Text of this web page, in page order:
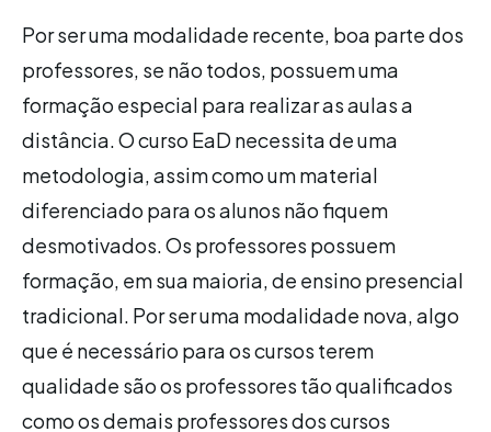
Por ser uma modalidade recente, boa parte dos
professores, se não todos, possuem uma
formação especial para realizar as aulas a
distância. O curso EaD necessita de uma
metodologia, assim como um material
diferenciado para os alunos não fiquem
desmotivados. Os professores possuem
formação, em sua maioria, de ensino presencial
tradicional. Por ser uma modalidade nova, algo
que é necessário para os cursos terem
qualidade são os professores tão qualificados
como os demais professores dos cursos